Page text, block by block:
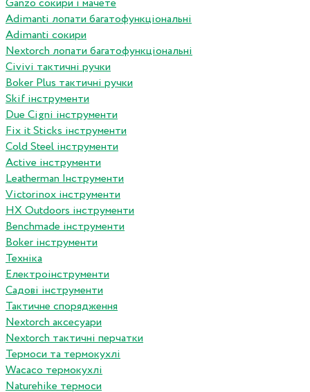
Ganzo сокири і мачете
Adimanti лопати багатофункціональні
Adimanti сокири
Nextorch лопати багатофункціональні
Сivivi тактичні ручки
Boker Plus тактичні ручки
Skif інструменти
Due Cigni інструменти
Fix it Sticks інструменти
Сold Steel інструменти
Active інструменти
Leatherman Інструменти
Victorinox інструменти
HX Outdoors інструменти
Benchmade інструменти
Boker інструменти
Техніка
Електроінструменти
Садові інструменти
Тактичне спорядження
Nextorch аксесуари
Nextorch тактичні перчатки
Термоси та термокухлі
Wacaco термокухлі
Naturehike термоси